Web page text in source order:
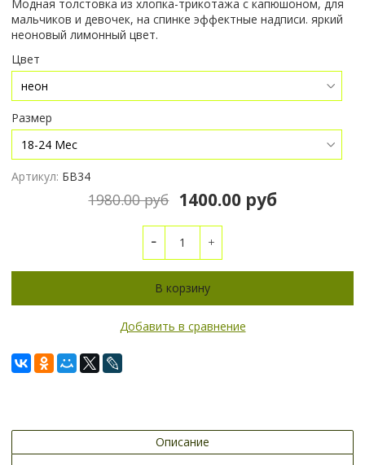
Модная толстовка из хлопка-трикотажа с капюшоном, для
мальчиков и девочек, на спинке эффектные надписи. яркий
неоновый лимонный цвет.
Цвет
Размер
Артикул: БВ34
1980.00 руб 1400.00 руб
В корзину
Добавить в сравнение
Описание